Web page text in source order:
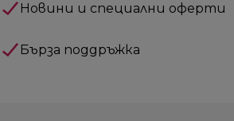
Новини и специални оферти
Бърза поддръжка